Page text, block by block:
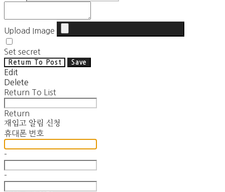
Upload Image
Set secret
Return To Post Save
Edit
Delete
Return To List
Return
재입고 알림 신청
휴대폰 번호
-
-